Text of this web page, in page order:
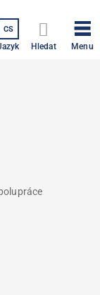
CS
Hledat Menu